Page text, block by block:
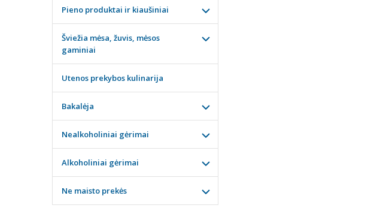
Pieno produktai ir kiaušiniai
Šviežia mėsa, žuvis, mėsos
gaminiai
Utenos prekybos kulinarija
Bakalėja
Nealkoholiniai gėrimai
Alkoholiniai gėrimai
Ne maisto prekės